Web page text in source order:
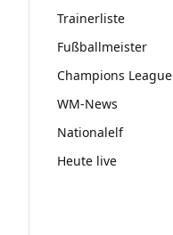
Trainerliste
Fußballmeister
Champions League
WM-News
Nationalelf
Heute live